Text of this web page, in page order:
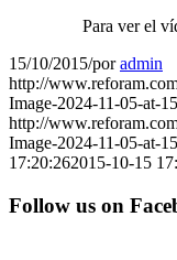
Para ver el
15/10/2015/poradmin
http://
Image-2024-11-05-at-
http://
Image-2024-11-05-at-
17:20:262015-10-15
Follow us on